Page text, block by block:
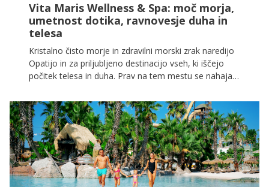
Vita Maris Wellness & Spa: moč morja,
umetnost dotika, ravnovesje duha in
telesa
Kristalno čisto morje in zdravilni morski zrak naredijo
Opatijo in za priljubljeno destinacijo vseh, ki iščejo
počitek telesa in duha. Prav na tem mestu se nahaja
prinaša novo raven holističnega sproščanja v
elegantnem morskem okolju. Wellness je del Amadria
Park Grand Hotela 4 Opatijska Cvijeta in je hkrati na
voljo tudi gostom sosednjega Amadria Park Hotela
Royal.